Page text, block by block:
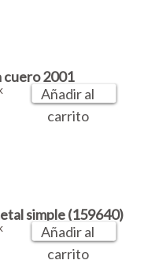
cuero 2001
Añadir al
carrito
simple (159640)
Añadir al
carrito